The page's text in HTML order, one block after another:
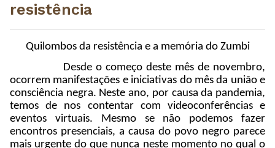
resistência
Quilombos da resistência e a memória do Zumbi
Desde o começo deste mês de novembro,
ocorrem manifestações e iniciativas do mês da união e
consciência negra. Neste ano, por causa da pandemia,
temos de nos contentar com videoconferências e
eventos virtuais. Mesmo se não podemos fazer
encontros presenciais, a causa do povo negro parece
mais urgente do que nunca neste momento no qual o